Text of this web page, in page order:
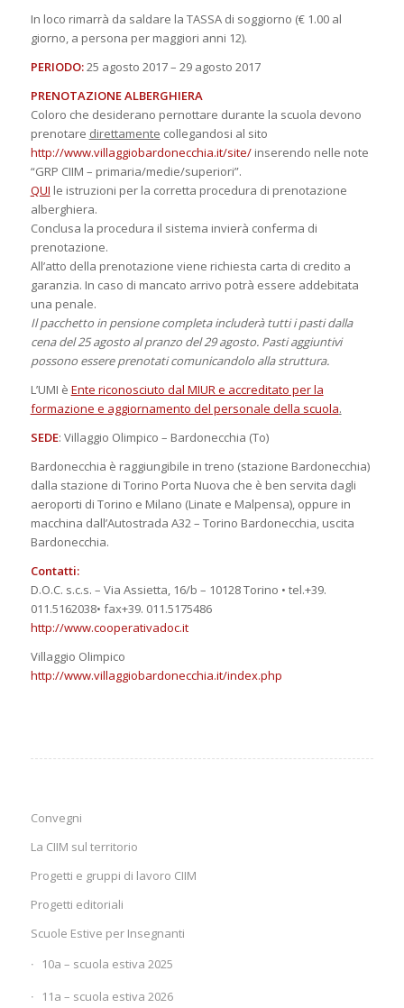
In loco rimarrà da saldare la TASSA di soggiorno (€ 1.00 al
giorno, a persona per maggiori anni 12).
PERIODO:25 agosto 2017 – 29 agosto 2017
PRENOTAZIONE ALBERGHIERA
Coloro che desiderano pernottare durante la scuola devono
prenotare direttamente collegandosi al sito
http://www.villaggiobardonecchia.it/site/inserendo nelle note
“GRP CIIM – primaria/medie/superiori”.
QUI le istruzioni per la corretta procedura di prenotazione
alberghiera.
Conclusa la procedura il sistema invierà conferma di
prenotazione.
All’atto della prenotazione viene richiesta carta di credito a
garanzia. In caso di mancato arrivo potrà essere addebitata
una penale.
Il pacchetto in pensione completa includerà tutti i pasti dalla
cena del 25 agosto al pranzo del 29 agosto. Pasti aggiuntivi
possono essere prenotati comunicandolo alla struttura.
L’UMI è Ente riconosciuto dal MIUR e accreditato per la
formazione e aggiornamento del personale della scuola.
SEDE: Villaggio Olimpico – Bardonecchia (To)
Bardonecchia è raggiungibile in treno (stazione Bardonecchia)
dalla stazione di Torino Porta Nuova che è ben servita dagli
aeroporti di Torino e Milano (Linate e Malpensa), oppure in
macchina dall’Autostrada A32 – Torino Bardonecchia, uscita
Bardonecchia.
Contatti:
D.O.C. s.c.s. – Via Assietta, 16/b – 10128 Torino • tel.+39.
011.5162038• fax+39. 011.5175486
http://www.cooperativadoc.it
Villaggio Olimpico
http://www.villaggiobardonecchia.it/index.php
Convegni
La CIIM sul territorio
Progetti e gruppi di lavoro CIIM
Progetti editoriali
Scuole Estive per Insegnanti
10a – scuola estiva 2025
11a – scuola estiva 2026